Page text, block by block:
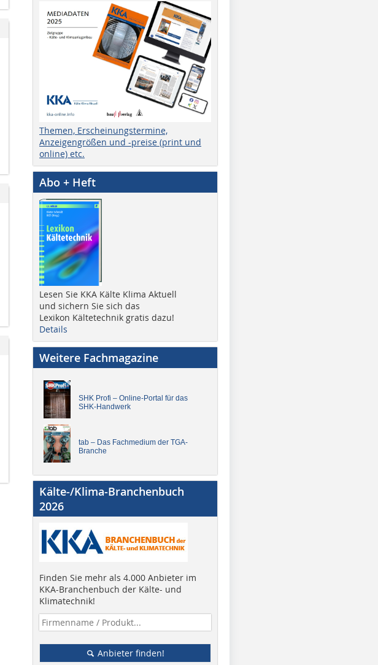
Themen, Erscheinungstermine,
Anzeigengrößen und -preise (print und
online) etc.
Abo + Heft
Lesen Sie KKA Kälte Klima Aktuell
und sichern Sie sich das
Lexikon Kältetechnik gratis dazu!
Details
Weitere Fachmagazine
SHK Profi – Online-Portal für das
SHK-Handwerk
tab – Das Fachmedium der TGA-
Branche
Kälte-/Klima-Branchenbuch
2026
Finden Sie mehr als 4.000 Anbieter im
KKA-Branchenbuch der Kälte- und
Klimatechnik!
Anbieter finden!